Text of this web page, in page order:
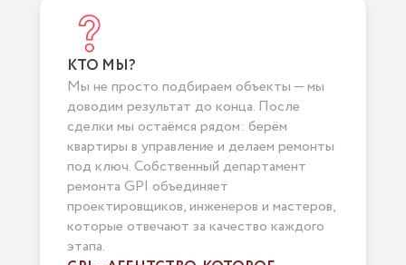
КТО МЫ?
Мы не просто подбираем объекты — мы
доводим результат до конца. После
сделки мы остаёмся рядом: берём
квартиры в управление и делаем ремонты
под ключ. Собственный департамент
ремонта GPI объединяет
проектировщиков, инженеров и мастеров,
которые отвечают за качество каждого
этапа.